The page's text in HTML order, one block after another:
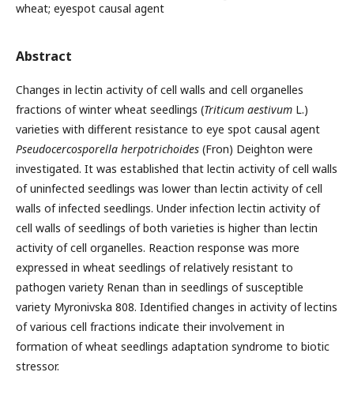
wheat; eyespot causal agent
Abstract
Changes in lectin activity of cell walls and cell organelles
fractions of winter wheat seedlings (Triticum aestivum L.)
varieties with different resistance to eye spot causal agent
Pseudocercosporella herpotrichoides (Fron) Deighton were
investigated. It was established that lectin activity of cell walls
of uninfected seedlings was lower than lectin activity of cell
walls of infected seedlings. Under infection lectin activity of
cell walls of seedlings of both varieties is higher than lectin
activity of cell organelles. Reaction response was more
expressed in wheat seedlings of relatively resistant to
pathogen variety Renan than in seedlings of susceptible
variety Myronivska 808. Identified changes in activity of lectins
of various cell fractions indicate their involvement in
formation of wheat seedlings adaptation syndrome to biotic
stressor.